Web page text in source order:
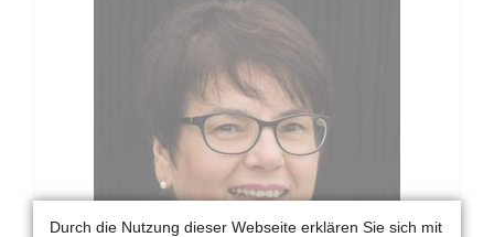
Durch die Nutzung dieser Webseite erklären Sie sich mit